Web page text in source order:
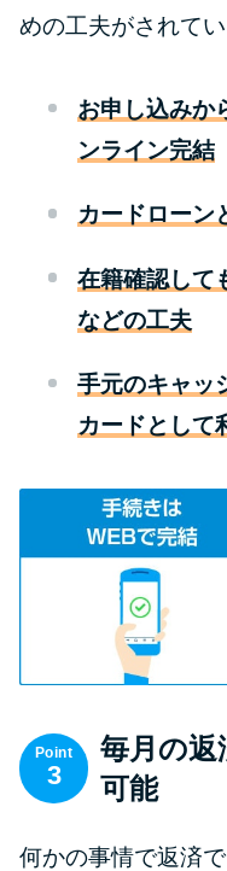
最速
種類や特徴
銀行
の理
無
お金
その他コラ
今
は
家賃
めの工夫がされてい
お申し込みか
ンライン完結
カードローン
在籍確認して
などの工夫
手元のキャッ
カードとして
Point
3
毎月の返
可能
何かの事情で返済